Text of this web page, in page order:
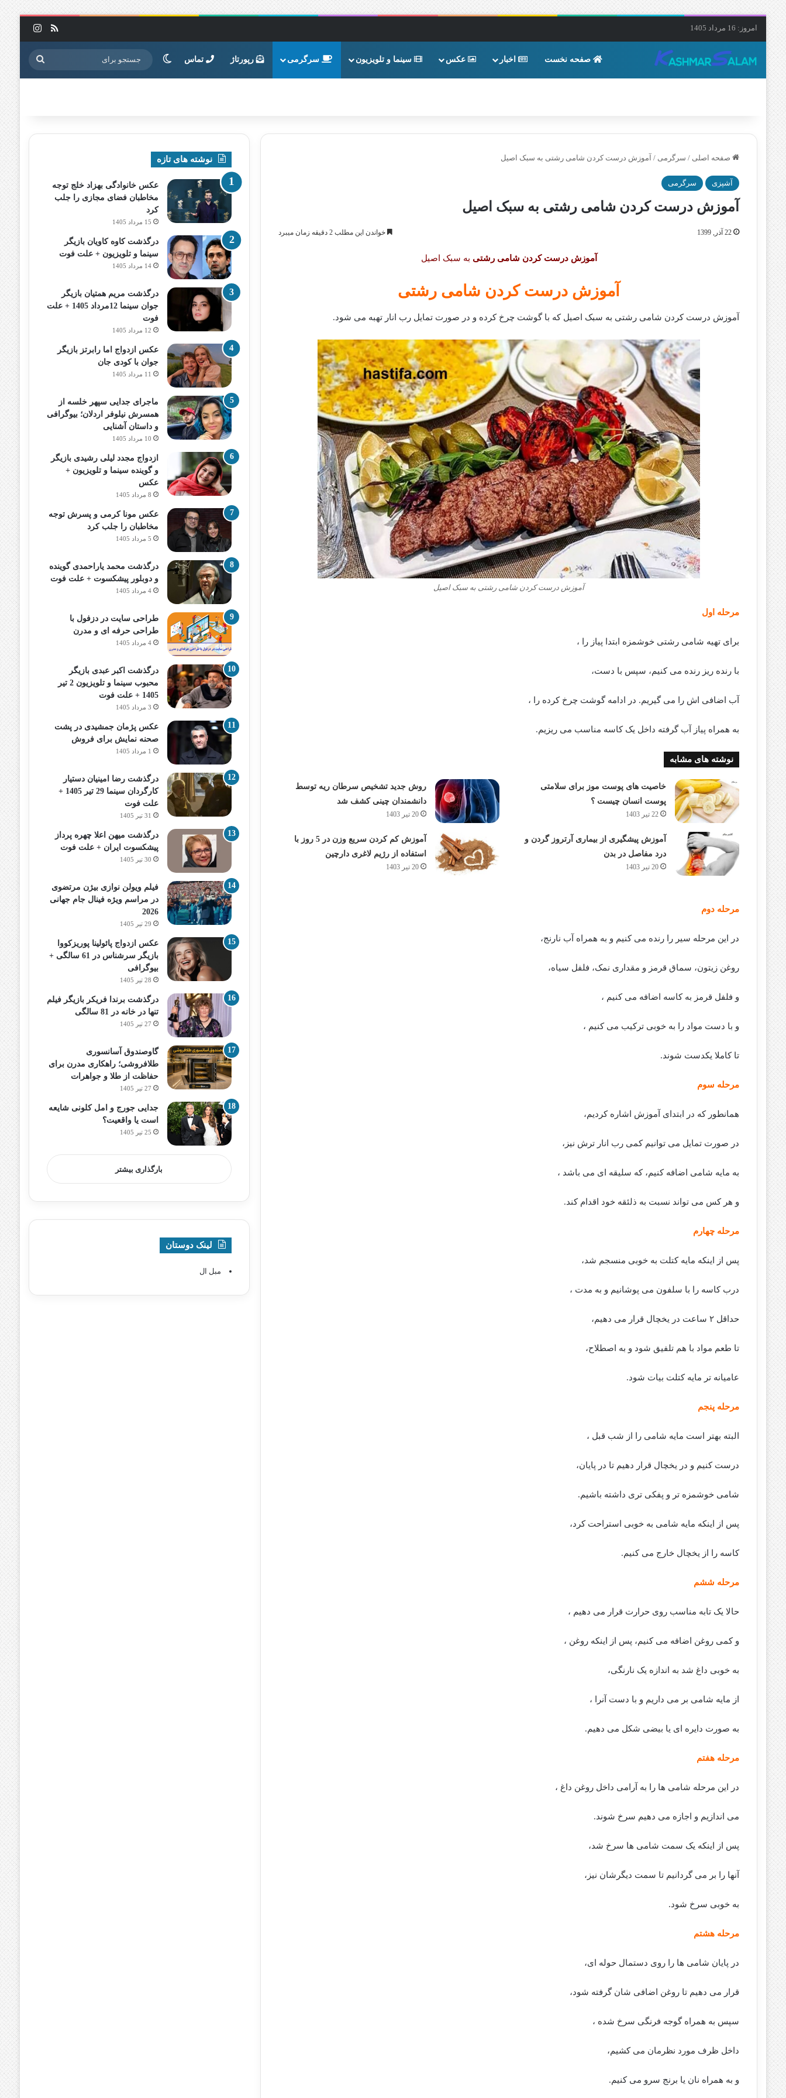
امروز: 16 مرداد 1405 خوراک
صفحه نخست اخبار عکس سینما و تلویزیون سرگرمی رپورتاژ تماس تغییر پوسته جستجو
برای
صفحه اصلی / سرگرمی / آموزش درست کردن شامی رشتی به سبک اصیل
آشپزی سرگرمی
آموزش درست کردن شامی رشتی به سبک اصیل
22 آذر, 1399 خواندن این مطلب 2 دقیقه زمان میبرد
آموزش درست کردن شامی رشتی به سبک اصیل
آموزش درست کردن شامی رشتی
آموزش درست کردن شامی رشتی به سبک اصیل که با گوشت چرخ کرده و در صورت تمایل رب انار تهبه می شود.
آموزش درست کردن شامی رشتی به سبک اصیل
مرحله اول
برای تهیه شامی رشتی خوشمزه ابتدا پیاز را ،
با رنده ریز رنده می کنیم، سپس با دست،
آب اضافی اش را می گیریم. در ادامه گوشت چرخ کرده را ،
به همراه پیاز آب گرفته داخل یک کاسه مناسب می ریزیم.
نوشته های مشابه
خاصیت های پوست موز برای سلامتی
پوست انسان چیست ؟
22 تیر 1403
روش جدید تشخیص سرطان ریه توسط
دانشمندان چینی کشف شد
20 تیر 1403
آموزش پیشگیری از بیماری آرتروز گردن و
درد مفاصل در بدن
20 تیر 1403
آموزش کم کردن سریع وزن در 5 روز با
استفاده از رژیم لاغری دارچین
20 تیر 1403
مرحله دوم
در این مرحله سیر را رنده می کنیم و به همراه آب نارنج،
روغن زیتون، سماق قرمز و مقداری نمک، فلفل سیاه،
و فلفل قرمز به کاسه اضافه می کنیم ،
و با دست مواد را به خوبی ترکیب می کنیم ،
تا کاملا یکدست شوند.
مرحله سوم
همانطور که در ابتدای آموزش اشاره کردیم،
در صورت تمایل می توانیم کمی رب انار ترش نیز،
به مایه شامی اضافه کنیم، که سلیقه ای می باشد ،
و هر کس می تواند نسبت به ذلئقه خود اقدام کند.
مرحله چهارم
پس از اینکه مایه کتلت به خوبی منسجم شد،
درب کاسه را با سلفون می پوشانیم و به مدت ،
حداقل ۲ ساعت در یخچال قرار می دهیم،
تا طعم مواد با هم تلفیق شود و به اصطلاح،
عامیانه تر مایه کتلت بیات شود.
مرحله پنجم
البته بهتر است مایه شامی را از شب قبل ،
درست کنیم و در یخچال قرار دهیم تا در پایان،
شامی خوشمزه تر و پفکی تری داشته باشیم.
پس از اینکه مایه شامی به خوبی استراحت کرد،
کاسه را از یخچال خارج می کنیم.
مرحله ششم
حالا یک تابه مناسب روی حرارت قرار می دهیم ،
و کمی روغن اضافه می کنیم، پس از اینکه روغن ،
به خوبی داغ شد به اندازه یک نارنگی،
از مایه شامی بر می داریم و با دست آنرا ،
به صورت دایره ای یا بیضی شکل می دهیم.
مرحله هفتم
در این مرحله شامی ها را به آرامی داخل روغن داغ ،
می اندازیم و اجازه می دهیم سرخ شوند.
پس از اینکه یک سمت شامی ها سرخ شد،
آنها را بر می گردانیم تا سمت دیگرشان نیز،
به خوبی سرخ شود.
مرحله هشتم
در پایان شامی ها را روی دستمال حوله ای،
قرار می دهیم تا روغن اضافی شان گرفته شود،
سپس به همراه گوجه فرنگی سرخ شده ،
داخل ظرف مورد نظرمان می کشیم،
و به همراه نان یا برنج سرو می کنیم.
نوشته های تازه
عکس خانوادگی بهزاد خلج توجه
مخاطبان فضای مجازی را جلب
کرد
15 مرداد 1405
درگذشت کاوه کاویان بازیگر
سینما و تلویزیون + علت فوت
14 مرداد 1405
درگذشت مریم همتیان بازیگر
جوان سینما 12مرداد 1405 + علت
فوت
12 مرداد 1405
عکس ازدواج اما رابرتز بازیگر
جوان با کودی جان
11 مرداد 1405
ماجرای جدایی سپهر خلسه از
همسرش نیلوفر اردلان؛ بیوگرافی
و داستان آشنایی
10 مرداد 1405
ازدواج مجدد لیلی رشیدی بازیگر
و گوینده سینما و تلویزیون +
عکس
8 مرداد 1405
عکس مونا کرمی و پسرش توجه
مخاطبان را جلب کرد
5 مرداد 1405
درگذشت محمد یاراحمدی گوینده
و دوبلور پیشکسوت + علت فوت
4 مرداد 1405
طراحی سایت در دزفول با
طراحی حرفه‌ ای و مدرن
4 مرداد 1405
درگذشت اکبر عبدی بازیگر
محبوب سینما و تلویزیون 2 تیر
1405 + علت فوت
3 مرداد 1405
عکس پژمان جمشیدی در پشت
صحنه نمایش برای فروش
1 مرداد 1405
درگذشت رضا امینیان دستیار
کارگردان سینما 29 تیر 1405 +
علت فوت
31 تیر 1405
درگذشت میهن اعلا چهره پرداز
پیشکسوت ایران + علت فوت
30 تیر 1405
فیلم ویولن نوازی بیژن مرتضوی
در مراسم ویژه فینال جام جهانی
2026
29 تیر 1405
عکس ازدواج پائولینا پوریزکووا
بازیگر سرشناس در 61 سالگی +
بیوگرافی
28 تیر 1405
درگذشت برندا فریکر بازیگر فیلم
تنها در خانه در 81 سالگی
27 تیر 1405
گاوصندوق آسانسوری
طلافروشی؛ راهکاری مدرن برای
حفاظت از طلا و جواهرات
27 تیر 1405
جدایی جورج و امل کلونی شایعه
است یا واقعیت؟
25 تیر 1405
بارگذاری بیشتر
لینک دوستان
مبل ال